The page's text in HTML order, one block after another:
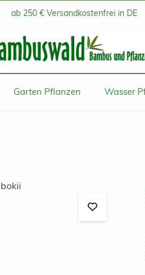
ab 250 € Versandkostenfrei in DE
Garten Pflanzen Wasser